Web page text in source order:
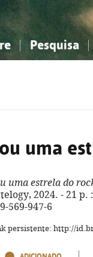
Pesquisa
uma
uma estrela do
2024. - 21 p.
569-947-6
persistente: http://